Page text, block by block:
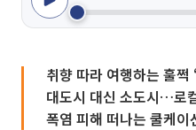
취향 따라 여행하는 훌쩍
대도시 대신 소도시…로
폭염 피해 떠나는 쿨케이